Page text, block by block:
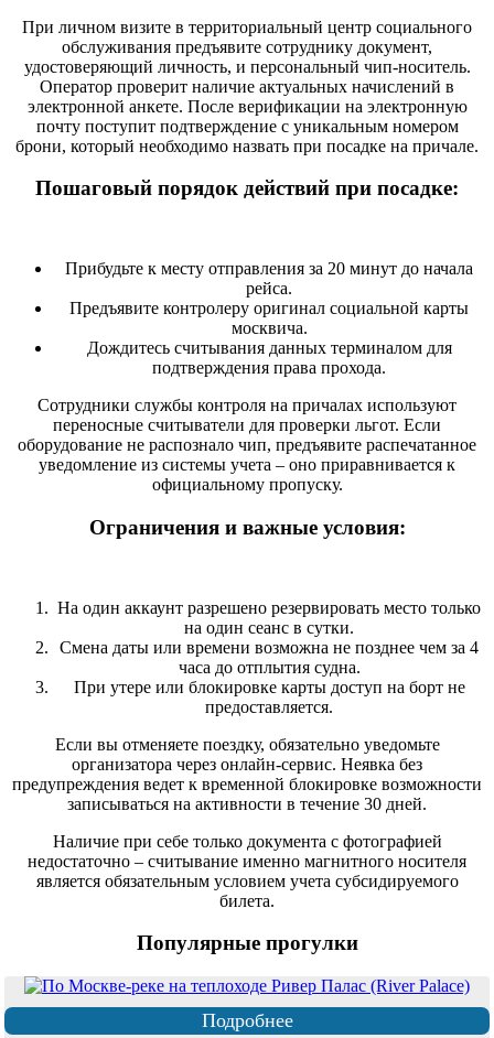
При личном визите в территориальный центр социального
обслуживания предъявите сотруднику документ,
удостоверяющий личность, и персональный чип-носитель.
Оператор проверит наличие актуальных начислений в
электронной анкете. После верификации на электронную
почту поступит подтверждение с уникальным номером
брони, который необходимо назвать при посадке на причале.
Пошаговый порядок действий при посадке:
Прибудьте к месту отправления за 20 минут до начала
рейса.
Предъявите контролеру оригинал социальной карты
москвича.
Дождитесь считывания данных терминалом для
подтверждения права прохода.
Сотрудники службы контроля на причалах используют
переносные считыватели для проверки льгот. Если
оборудование не распознало чип, предъявите распечатанное
уведомление из системы учета – оно приравнивается к
официальному пропуску.
Ограничения и важные условия:
На один аккаунт разрешено резервировать место только
на один сеанс в сутки.
Смена даты или времени возможна не позднее чем за 4
часа до отплытия судна.
При утере или блокировке карты доступ на борт не
предоставляется.
Если вы отменяете поездку, обязательно уведомьте
организатора через онлайн-сервис. Неявка без
предупреждения ведет к временной блокировке возможности
записываться на активности в течение 30 дней.
Наличие при себе только документа с фотографией
недостаточно – считывание именно магнитного носителя
является обязательным условием учета субсидируемого
билета.
Популярные прогулки
Подробнее